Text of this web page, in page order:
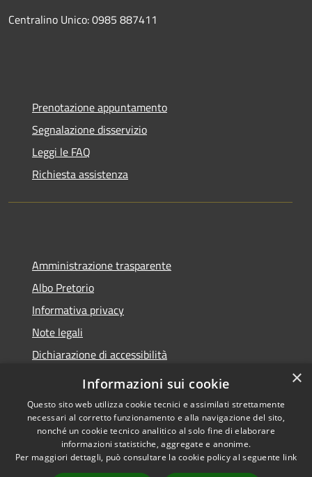
Centralino Unico: 0985 887411
Prenotazione appuntamento
Segnalazione disservizio
Leggi le FAQ
Richiesta assistenza
Amministrazione trasparente
Albo Pretorio
Informativa privacy
Note legali
Dichiarazione di accessibilità
RSS
Accessibilità
Privacy
Copyright © 2026 • Comune di
Belvedere Marittimo •
Powered byMunicipium •
×
Informazioni sui cookie
Questo sito web utilizza cookie tecnici e assimilati strettamente
necessari al corretto funzionamento e alla navigazione del sito,
nonché un cookie tecnico analitico al solo fine di elaborare
informazioni statistiche, aggregate e anonime.
Per maggiori dettagli, può consultare la cookie policy al seguente link